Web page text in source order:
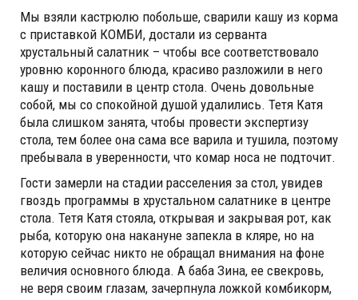
Мы взяли кастрюлю побольше, сварили кашу из корма
с приставкой КОМБИ, достали из серванта
хрустальный салатник – чтобы все соответствовало
уровню коронного блюда, красиво разложили в него
кашу и поставили в центр стола. Очень довольные
собой, мы со спокойной душой удалились. Тетя Катя
была слишком занята, чтобы провести экспертизу
стола, тем более она сама все варила и тушила, поэтому
пребывала в уверенности, что комар носа не подточит.
Гости замерли на стадии расселения за стол, увидев
гвоздь программы в хрустальном салатнике в центре
стола. Тетя Катя стояла, открывая и закрывая рот, как
рыба, которую она накануне запекла в кляре, но на
которую сейчас никто не обращал внимания на фоне
величия основного блюда. А баба Зина, ее свекровь,
не веря своим глазам, зачерпнула ложкой комбикорм,